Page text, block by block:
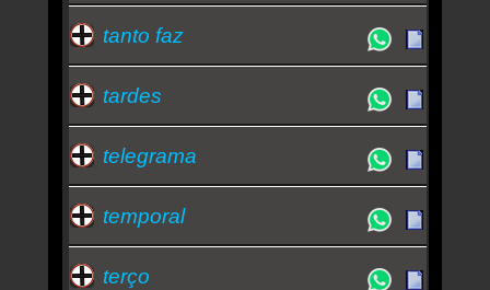
tanto faz
tardes
telegrama
temporal
terço